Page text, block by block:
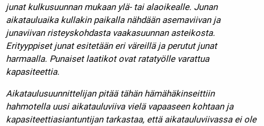
junat kulkusuunnan mukaan ylä- tai alaoikealle. Junan
aikatauluaika kullakin paikalla nähdään asemaviivan ja
junaviivan risteyskohdasta vaakasuunnan asteikosta.
Erityyppiset junat esitetään eri väreillä ja perutut junat
harmaalla. Punaiset laatikot ovat ratatyölle varattua
kapasiteettia.
Aikataulusuunnittelijan pitää tähän hämähäkinseittiin
hahmotella uusi aikatauluviiva vielä vapaaseen kohtaan ja
kapasiteettiasiantuntijan tarkastaa, että aikatauluviivassa ei ole